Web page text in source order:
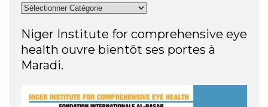
Niger Institute for comprehensive eye
health ouvre bientôt ses portes à
Maradi.